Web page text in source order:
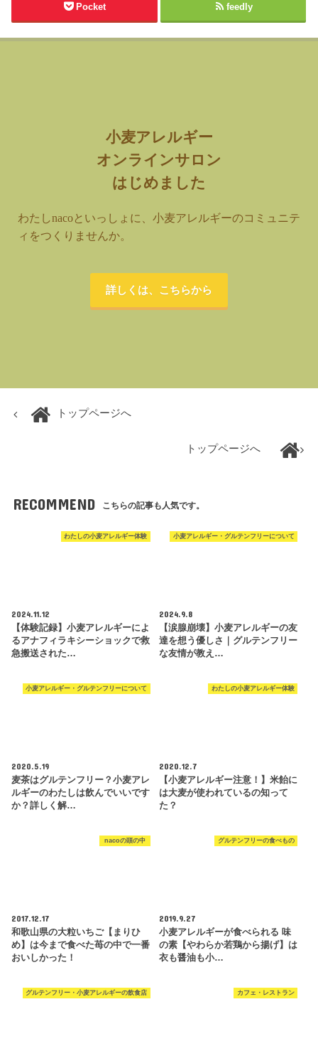
Pocket feedly
小麦アレルギー
オンラインサロン
はじめました
わたしnacoといっしょに、小麦アレルギーのコミュニテ
ィをつくりませんか。
詳しくは、こちらから
トップページへ
トップページへ
RECOMMEND こちらの記事も人気です。
わたしの小麦アレルギー体験
2024.11.12
【体験記録】小麦アレルギーによ
るアナフィラキシーショックで救
急搬送された…
小麦アレルギー・グルテンフリーについて
2024.9.8
【涙腺崩壊】小麦アレルギーの友
達を想う優しさ｜グルテンフリー
な友情が教え…
小麦アレルギー・グルテンフリーについて
2020.5.19
麦茶はグルテンフリー？小麦アレ
ルギーのわたしは飲んでいいです
か？詳しく解…
わたしの小麦アレルギー体験
2020.12.7
【小麦アレルギー注意！】米飴に
は大麦が使われているの知って
た？
nacoの頭の中
2017.12.17
和歌山県の大粒いちご【まりひ
め】は今まで食べた苺の中で一番
おいしかった！
グルテンフリーの食べもの
2019.9.27
小麦アレルギーが食べられる 味
の素【やわらか若鶏から揚げ】は
衣も醤油も小…
グルテンフリー・小麦アレルギーの飲食店 カフェ・レストラン